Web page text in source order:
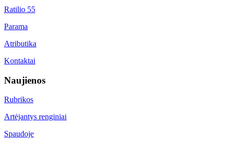
Ratilio 55
Parama
Atributika
Kontaktai
Naujienos
Rubrikos
Artėjantys renginiai
Spaudoje